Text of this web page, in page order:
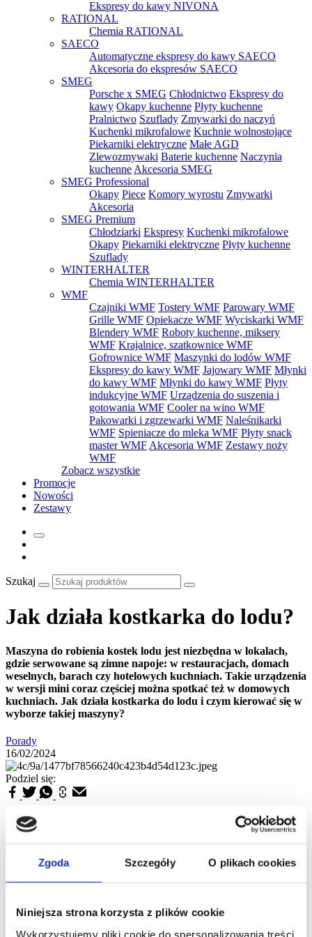
Zgoda Szczegóły O plikach cookies
Niniejsza strona korzysta z plików cookie
Wykorzystujemy pliki cookie do spersonalizowania treści
Ekspresy do kawy NIVONA
RATIONAL
Chemia RATIONAL
SAECO
Automatyczne ekspresy do kawy SAECO
Akcesoria do ekspresów SAECO
SMEG
Porsche x SMEG Chłodnictwo Ekspresy do
kawy Okapy kuchenne Płyty kuchenne
Pralnictwo Szuflady Zmywarki do naczyń
Kuchenki mikrofalowe Kuchnie wolnostojące
Piekarniki elektryczne Małe AGD
Zlewozmywaki Baterie kuchenne Naczynia
kuchenne Akcesoria SMEG
SMEG Professional
Okapy Piece Komory wyrostu Zmywarki
Akcesoria
SMEG Premium
Chłodziarki Ekspresy Kuchenki mikrofalowe
Okapy Piekarniki elektryczne Płyty kuchenne
Szuflady
WINTERHALTER
Chemia WINTERHALTER
WMF
Czajniki WMF Tostery WMF Parowary WMF
Grille WMF Opiekacze WMF Wyciskarki WMF
Blendery WMF Roboty kuchenne, miksery
WMF Krajalnice, szatkownice WMF
Gofrownice WMF Maszynki do lodów WMF
Ekspresy do kawy WMF Jajowary WMF Młynki
do kawy WMF Młynki do kawy WMF Płyty
indukcyjne WMF Urządzenia do suszenia i
gotowania WMF Cooler na wino WMF
Pakowarki i zgrzewarki WMF Naleśnikarki
WMF Spieniacze do mleka WMF Płyty snack
master WMF Akcesoria WMF Zestawy noży
WMF
Zobacz wszystkie
Promocje
Nowości
Zestawy
Szukaj
Jak działa kostkarka do lodu?
Maszyna do robienia kostek lodu jest niezbędna w lokalach,
gdzie serwowane są zimne napoje: w restauracjach, domach
weselnych, barach czy hotelowych kuchniach. Takie urządzenia
w wersji mini coraz częściej można spotkać też w domowych
kuchniach. Jak działa kostkarka do lodu i czym kierować się w
wyborze takiej maszyny?
Porady
16/02/2024
Podziel się:
Maszyna do robienia kostek lodu jest niezbędna w lokalach, gdzie
serwowane są zimne napoje: w restauracjach, domach weselnych,
barach czy hotelowych kuchniach. Takie urządzenia w wersji mini
coraz częściej można spotkać też w domowych kuchniach. Jak
działa kostkarka do lodu i czym kierować się w wyborze takiej
maszyny?
Komu przyda się kostkarka?